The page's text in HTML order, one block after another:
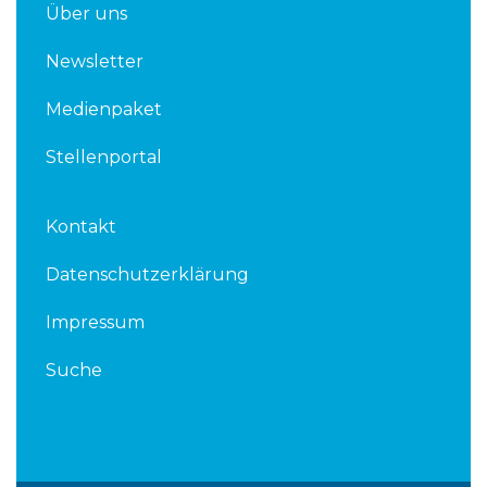
Über uns
Newsletter
Medienpaket
Stellenportal
Kontakt
Datenschutzerklärung
Impressum
Suche